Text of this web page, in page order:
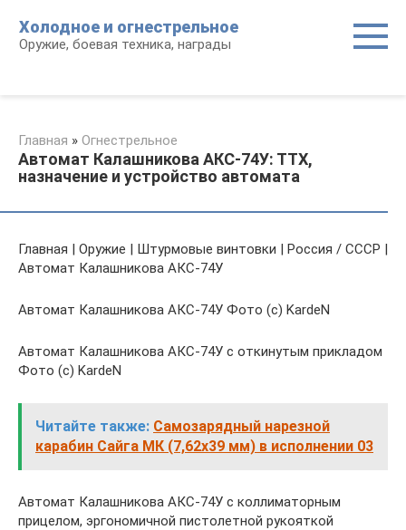
контенту
Холодное и огнестрельное
Оружие, боевая техника, награды
Главная » Огнестрельное
Автомат Калашникова АКС-74У: ТТХ,
назначение и устройство автомата
Главная | Оружие | Штурмовые винтовки | Россия / СССР |
Автомат Калашникова АКС-74У
Автомат Калашникова АКС-74У Фото (c) KardeN
Автомат Калашникова АКС-74У с откинутым прикладом
Фото (c) KardeN
Читайте также: Самозарядный нарезной
карабин Сайга МК (7,62х39 мм) в исполнении 03
Автомат Калашникова АКС-74У с коллиматорным
прицелом, эргономичной пистолетной рукояткой